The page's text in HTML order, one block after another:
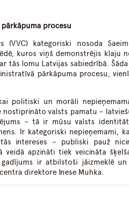
procesu
(VVC) kategoriski nosoda
kuros viņš demonstrējis klaju
tās lomu Latvijas sabiedrībā.
pārkāpuma procesu,
politiski un morāli
nostiprināto valsts pamatu –
– tā ir mūsu valsts
Ir kategoriski nepieņemami,
intereses – publiski pauž
veidā apzināti tiek veicināta
gadījums ir atbilstoši jāizmeklē
direktore Inese Muhka.